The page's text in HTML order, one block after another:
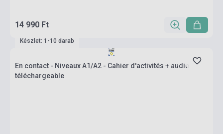
14 990 Ft
Készlet: 1-10 darab
En contact - Niveaux A1/A2 - Cahier d'activités + audio
téléchargeable